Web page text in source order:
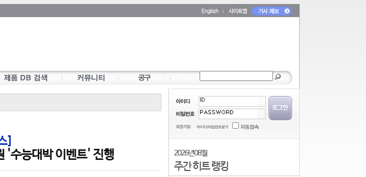
]
'수능대박 이벤트' 진행 2026년 08월
주간 히트 랭킹